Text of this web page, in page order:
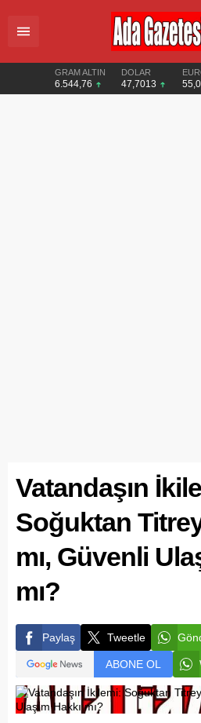
GRAM ALTIN
6.544,76
DOLAR
47,7013
Vatandaşın
Soğuktan
mı, Güvenli
mı?
Paylaş Tweetle
ABONE OL